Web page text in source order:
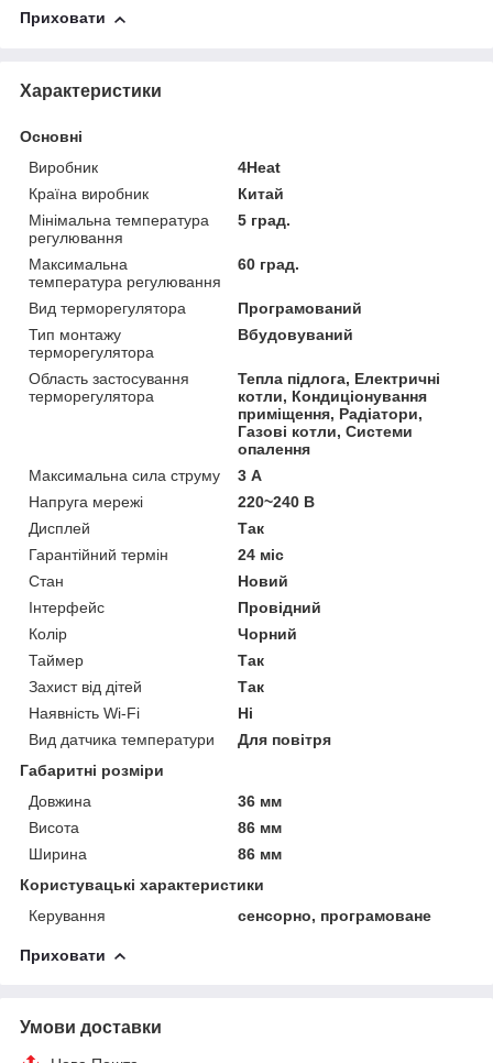
Приховати
Характеристики
Основні
Виробник
4Heat
Країна виробник
Китай
Мінімальна температура
регулювання
5 град.
Максимальна
температура регулювання
60 град.
Вид терморегулятора
Програмований
Тип монтажу
терморегулятора
Вбудовуваний
Область застосування
терморегулятора
Тепла підлога, Електричні
котли, Кондиціонування
приміщення, Радіатори,
Газові котли, Системи
опалення
Максимальна сила струму
3 А
Напруга мережі
220~240 В
Дисплей
Так
Гарантійний термін
24 міс
Стан
Новий
Інтерфейс
Провідний
Колір
Чорний
Таймер
Так
Захист від дітей
Так
Наявність Wi-Fi
Ні
Вид датчика температури
Для повітря
Габаритні розміри
Довжина
36 мм
Висота
86 мм
Ширина
86 мм
Користувацькі характеристики
Керування
сенсорно, програмоване
Приховати
Умови доставки